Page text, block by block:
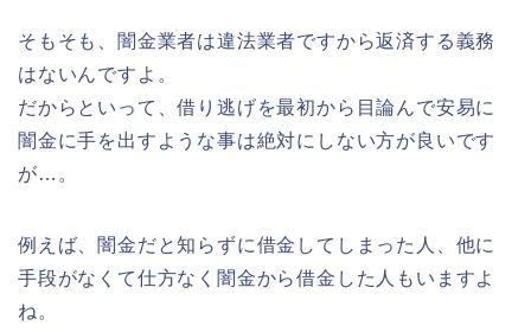
そもそも、闇金業者は違法業者ですから返済する義務
はないんですよ。
だからといって、借り逃げを最初から目論んで安易に
闇金に手を出すような事は絶対にしない方が良いです
が…。
例えば、闇金だと知らずに借金してしまった人、他に
手段がなくて仕方なく闇金から借金した人もいますよ
ね。